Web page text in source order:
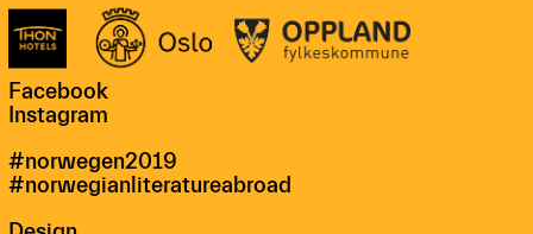
Facebook
Instagram
#norwegen2019
#norwegianliteratureabroad